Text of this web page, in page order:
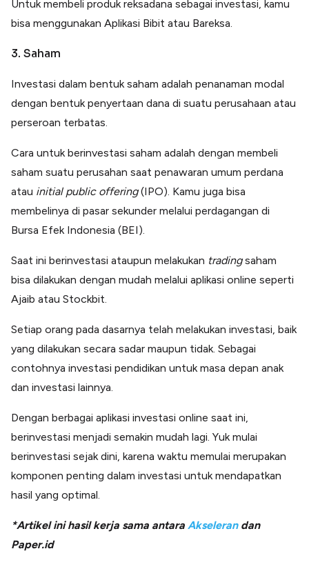
Untuk membeli produk reksadana sebagai investasi, kamu
bisa menggunakan Aplikasi Bibit atau Bareksa.
3. Saham
Investasi dalam bentuk saham adalah penanaman modal
dengan bentuk penyertaan dana di suatu perusahaan atau
perseroan terbatas.
Cara untuk berinvestasi saham adalah dengan membeli
saham suatu perusahan saat penawaran umum perdana
atau initial public offering(IPO). Kamu juga bisa
membelinya di pasar sekunder melalui perdagangan di
Bursa Efek Indonesia (BEI).
Saat ini berinvestasi ataupun melakukan tradingsaham
bisa dilakukan dengan mudah melalui aplikasi online seperti
Ajaib atau Stockbit.
Setiap orang pada dasarnya telah melakukan investasi, baik
yang dilakukan secara sadar maupun tidak. Sebagai
contohnya investasi pendidikan untuk masa depan anak
dan investasi lainnya.
Dengan berbagai aplikasi investasi online saat ini,
berinvestasi menjadi semakin mudah lagi. Yuk mulai
berinvestasi sejak dini, karena waktu memulai merupakan
komponen penting dalam investasi untuk mendapatkan
hasil yang optimal.
*Artikel ini hasil kerja sama antara Akselerandan
Paper.id